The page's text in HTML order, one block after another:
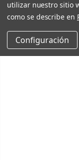
utilizar nuestro sitio
como se describe en
Configuración